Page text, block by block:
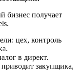
бизнес получает
цех, контроль
в директ.
закупщика,